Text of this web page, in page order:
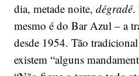
dia, metade noite, dégradé.
mesmo é do Bar Azul – a
desde 1954. Tão
existem “alguns